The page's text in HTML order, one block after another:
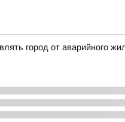
город от аварийного